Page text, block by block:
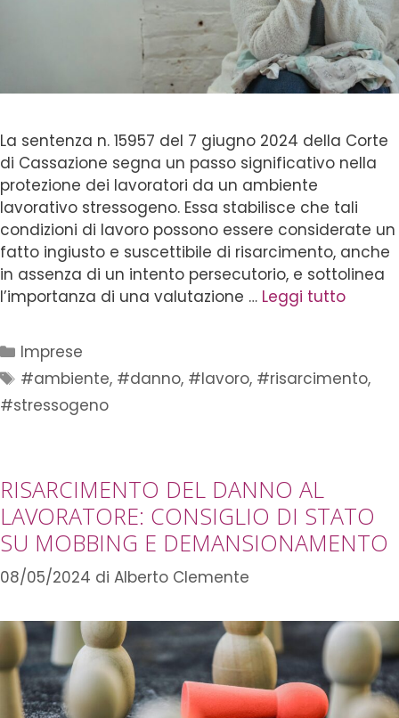
La sentenza n. 15957 del 7 giugno 2024 della Corte
di Cassazione segna un passo significativo nella
protezione dei lavoratori da un ambiente
lavorativo stressogeno. Essa stabilisce che tali
condizioni di lavoro possono essere considerate un
fatto ingiusto e suscettibile di risarcimento, anche
in assenza di un intento persecutorio, e sottolinea
l’importanza di una valutazione … Leggi tutto
Imprese
#ambiente, #danno, #lavoro, #risarcimento,
#stressogeno
RISARCIMENTO DEL DANNO AL
LAVORATORE: CONSIGLIO DI STATO
SU MOBBING E DEMANSIONAMENTO
08/05/2024 di Alberto Clemente